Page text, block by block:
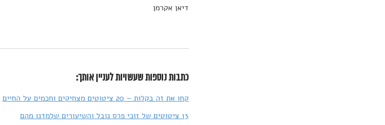
דיאן אקרמן
כתבות נוספות שעשויות לעניין אותך:
קחו את זה בקלות – 20 ציטוטים מצחיקים וחכמים על החיים
13 ציטוטים של זוכי פרס נובל והשיעורים שלמדנו מהם